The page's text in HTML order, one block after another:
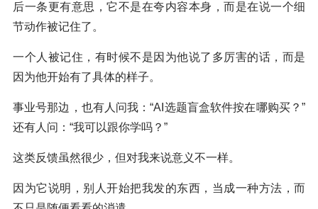
后一条更有意思，它不是在夸内容本身，而是在说一个细
节动作被记住了。
一个人被记住，有时候不是因为他说了多厉害的话，而是
因为他开始有了具体的样子。
事业号那边，也有人问我：“AI选题盲盒软件按在哪购买？”
还有人问：“我可以跟你学吗？”
这类反馈虽然很少，但对我来说意义不一样。
因为它说明，别人开始把我发的东西，当成一种方法，而